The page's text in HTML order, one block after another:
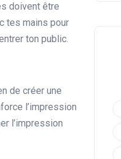
doivent être
tes mains pour
ton public.
de créer une
l’impression
l’impression